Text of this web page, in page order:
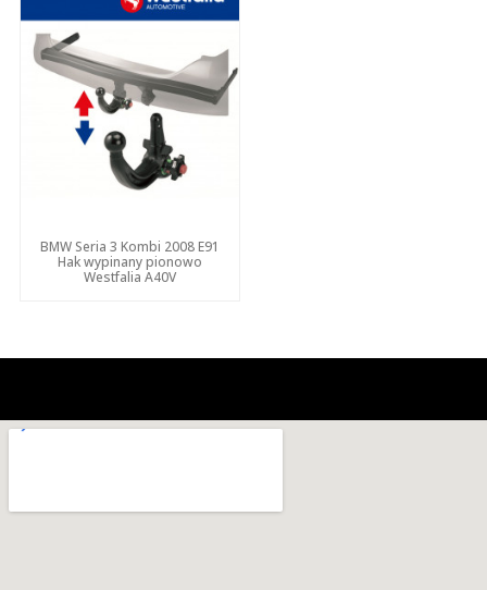
BMW Seria 3 Kombi 2008 E91
Hak wypinany pionowo
Westfalia A40V